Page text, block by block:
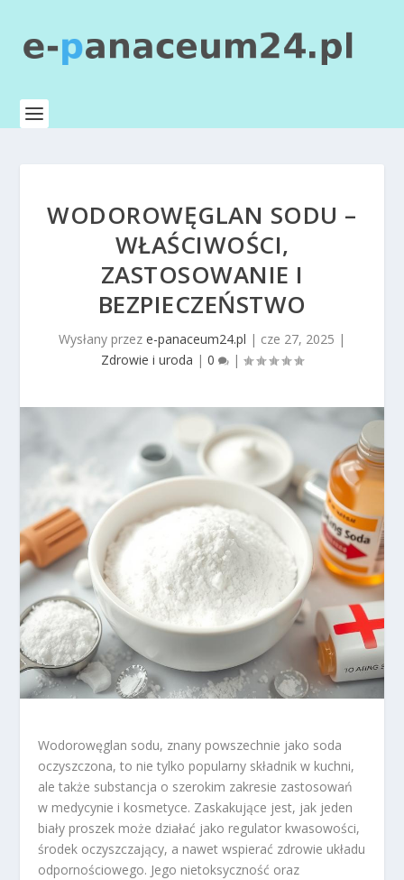
WODOROWĘGLAN SODU –
WŁAŚCIWOŚCI,
ZASTOSOWANIE I
BEZPIECZEŃSTWO
Wysłany przez e-panaceum24.pl | cze 27, 2025 |
Zdrowie i uroda | 0 |
Wodorowęglan sodu, znany powszechnie jako soda
oczyszczona, to nie tylko popularny składnik w kuchni,
ale także substancja o szerokim zakresie zastosowań
w medycynie i kosmetyce. Zaskakujące jest, jak jeden
biały proszek może działać jako regulator kwasowości,
środek oczyszczający, a nawet wspierać zdrowie układu
odpornościowego. Jego nietoksyczność oraz